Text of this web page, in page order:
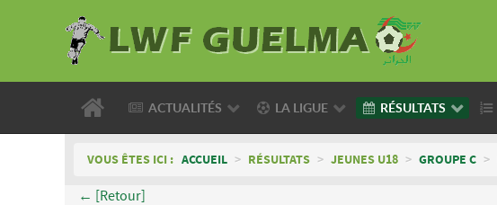
ACTUALITÉS LA LIGUE RÉSULTATS
VOUS ÊTES ICI : ACCUEIL > RÉSULTATS > JEUNES U18 > GROUPE C >
← [Retour]